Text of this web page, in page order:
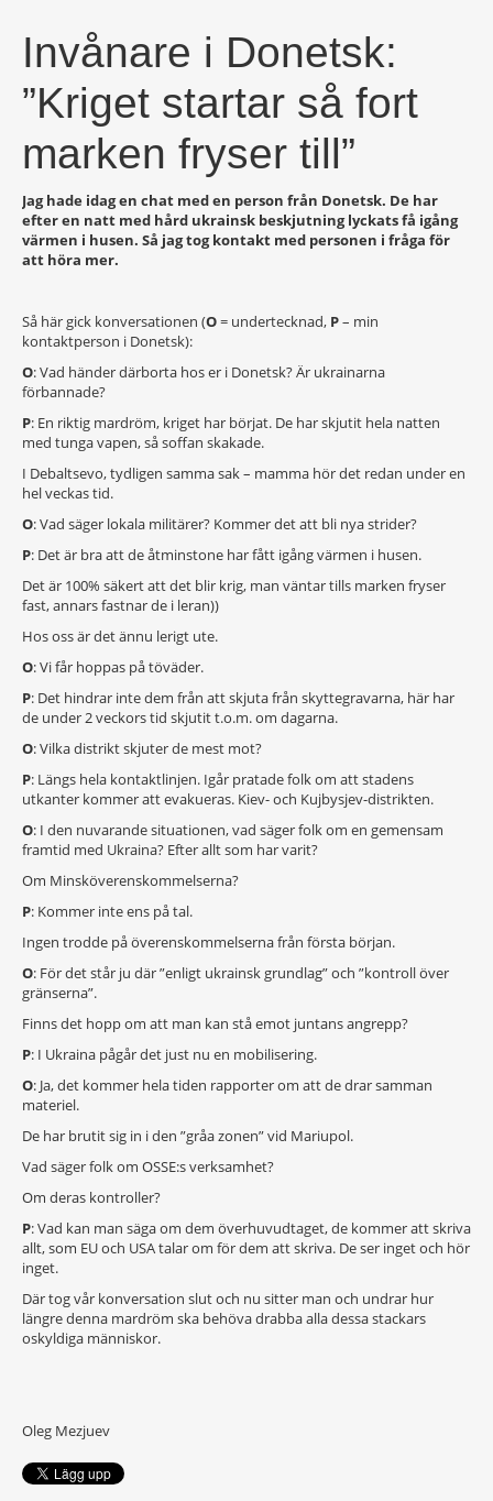
Invånare i Donetsk:
”Kriget startar så fort
marken fryser till”
Jag hade idag en chat med en person från Donetsk. De har
efter en natt med hård ukrainsk beskjutning lyckats få igång
värmen i husen. Så jag tog kontakt med personen i fråga för
att höra mer.
Så här gick konversationen (O= undertecknad, P– min
kontaktperson i Donetsk):
O: Vad händer därborta hos er i Donetsk? Är ukrainarna
förbannade?
P: En riktig mardröm, kriget har börjat. De har skjutit hela natten
med tunga vapen, så soffan skakade.
I Debaltsevo, tydligen samma sak – mamma hör det redan under en
hel veckas tid.
O: Vad säger lokala militärer? Kommer det att bli nya strider?
P: Det är bra att de åtminstone har fått igång värmen i husen.
Det är 100% säkert att det blir krig, man väntar tills marken fryser
fast, annars fastnar de i leran))
Hos oss är det ännu lerigt ute.
O: Vi får hoppas på töväder.
P: Det hindrar inte dem från att skjuta från skyttegravarna, här har
de under 2 veckors tid skjutit t.o.m. om dagarna.
O: Vilka distrikt skjuter de mest mot?
P: Längs hela kontaktlinjen. Igår pratade folk om att stadens
utkanter kommer att evakueras. Kiev- och Kujbysjev-distrikten.
O: I den nuvarande situationen, vad säger folk om en gemensam
framtid med Ukraina? Efter allt som har varit?
Om Minsköverenskommelserna?
P: Kommer inte ens på tal.
Ingen trodde på överenskommelserna från första början.
O: För det står ju där ”enligt ukrainsk grundlag” och ”kontroll över
gränserna”.
Finns det hopp om att man kan stå emot juntans angrepp?
P: I Ukraina pågår det just nu en mobilisering.
O: Ja, det kommer hela tiden rapporter om att de drar samman
materiel.
De har brutit sig in i den ”gråa zonen” vid Mariupol.
Vad säger folk om OSSE:s verksamhet?
Om deras kontroller?
P: Vad kan man säga om dem överhuvudtaget, de kommer att skriva
allt, som EU och USA talar om för dem att skriva. De ser inget och hör
inget.
Där tog vår konversation slut och nu sitter man och undrar hur
längre denna mardröm ska behöva drabba alla dessa stackars
oskyldiga människor.
Oleg Mezjuev